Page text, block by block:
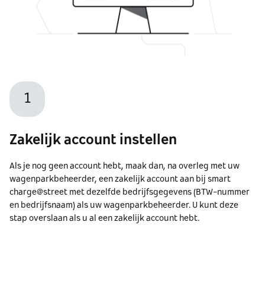
1
Zakelijk account instellen
Als je nog geen account hebt, maak dan, na overleg met uw
wagenparkbeheerder, een zakelijk account aan bij smart
charge@street met dezelfde bedrijfsgegevens (BTW-nummer
en bedrijfsnaam) als uw wagenparkbeheerder. U kunt deze
stap overslaan als u al een zakelijk account hebt.